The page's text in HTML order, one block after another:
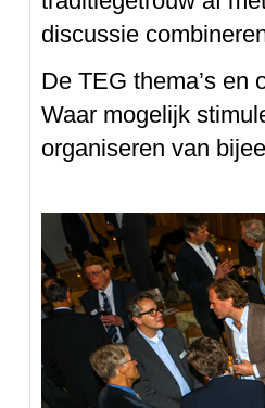
discussie
De TEG thema’s en
Waar mogelijk
organiseren van